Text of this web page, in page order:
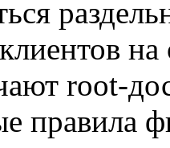
root-
правила